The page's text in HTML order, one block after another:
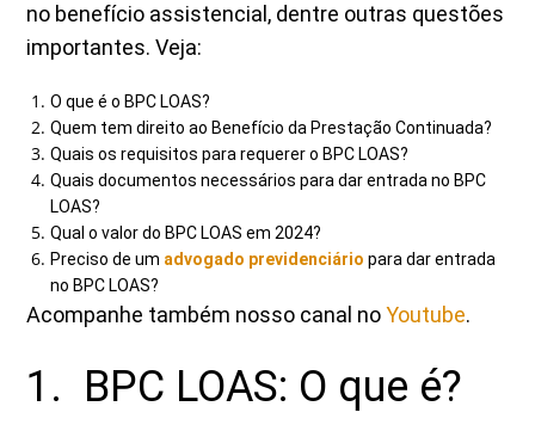
no benefício assistencial, dentre outras questões
importantes. Veja:
O que é o BPC LOAS?
Quem tem direito ao Benefício da Prestação Continuada?
Quais os requisitos para requerer o BPC LOAS?
Quais documentos necessários para dar entrada no BPC
LOAS?
Qual o valor do BPC LOAS em 2024?
Preciso de um advogado previdenciário para dar entrada
no BPC LOAS?
Acompanhe também nosso canal noYoutube.
1. BPC LOAS: O que é?